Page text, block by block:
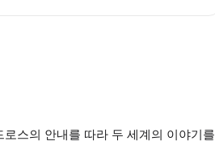
스의 안내를 따라 두 세계의 이야기를